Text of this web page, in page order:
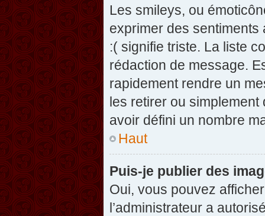
Les smileys, ou
exprimer des
:( signifie triste. La liste
rédaction de message.
rapidement rendre un
les retirer ou simplement
avoir défini un nombre
Haut
Puis-je publier des
Oui, vous pouvez
l’administrateur a